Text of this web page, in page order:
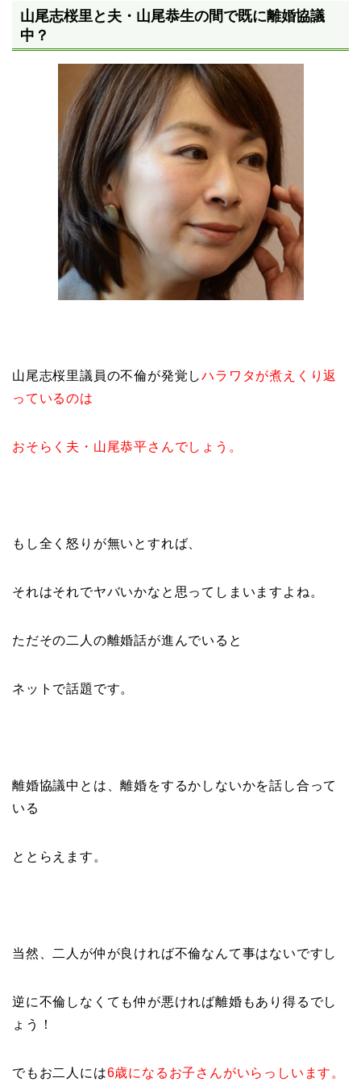
山尾志桜里と夫・山尾恭生の間で既に離婚協議
中？
山尾志桜里議員の不倫が発覚しハラワタが煮えくり返
っているのは
おそらく夫・山尾恭平さんでしょう。
もし全く怒りが無いとすれば、
それはそれでヤバいかなと思ってしまいますよね。
ただその二人の離婚話が進んでいると
ネットで話題です。
離婚協議中とは、離婚をするかしないかを話し合って
いる
ととらえます。
当然、二人が仲が良ければ不倫なんて事はないですし
逆に不倫しなくても仲が悪ければ離婚もあり得るでし
ょう！
でもお二人には6歳になるお子さんがいらっしいます。